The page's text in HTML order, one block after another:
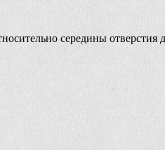
середины отверстия